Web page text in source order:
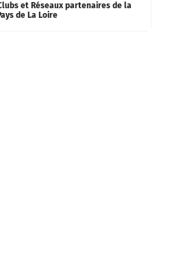
et Réseaux partenaires de la
de La Loire